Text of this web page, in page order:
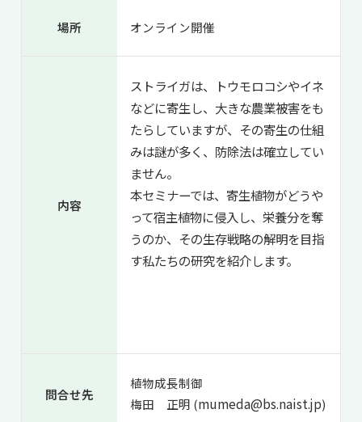
場所 オンライン開催
内容
ストライガは、トウモロコシやイネ
などに寄生し、大きな農業被害をも
たらしていますが、その寄生の仕組
みは謎が多く、防除法は確立してい
ません。
本セミナーでは、寄生植物がどうや
って宿主植物に侵入し、栄養分を奪
うのか、その生存戦略の解明を目指
す私たちの研究を紹介します。
問合せ先
植物成長制御
梅田 正明 (mumeda@bs.naist.jp)